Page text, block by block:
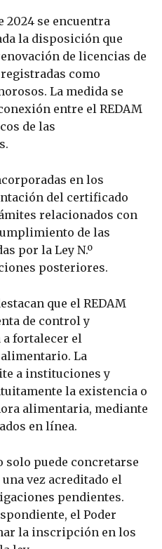
2024 se encuentra
la disposición que
de licencias de
como
La medida se
entre el REDAM
de las
en los
del certificado
relacionados con
de las
por la Ley N.º
posteriores.
que el REDAM
de control y
fortalecer el
La
a instituciones y
la existencia o
alimentaria, mediante
en línea.
puede concretarse
vez acreditado el
pendientes.
el Poder
la inscripción en los